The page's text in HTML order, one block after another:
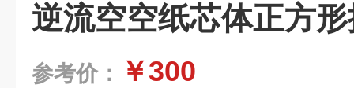
逆流空空纸芯体正方
参考价： ￥300